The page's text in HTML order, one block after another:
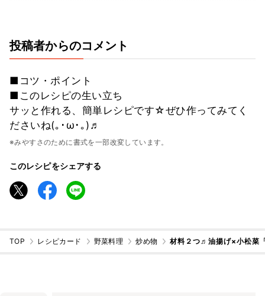
投稿者からのコメント
■コツ・ポイント
■このレシピの生い立ち
サッと作れる、簡単レシピです☆ぜひ作ってみてく
ださいね(｡･ω･｡)♬
※みやすさのために書式を一部改変しています。
このレシピをシェアする
TOP レシピカード 野菜料理 炒め物 材料２つ♬油揚げ×小松菜